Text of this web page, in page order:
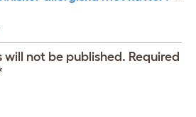
will not be published. Required